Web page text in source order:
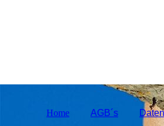
Home AGB´s